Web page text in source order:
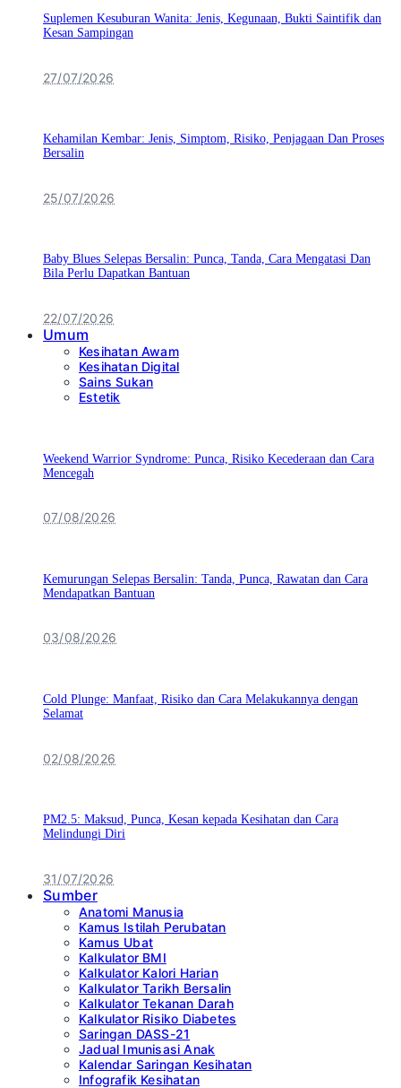
Suplemen Kesuburan Wanita: Jenis, Kegunaan, Bukti Saintifik dan
Kesan Sampingan
27/07/2026
Kehamilan Kembar: Jenis, Simptom, Risiko, Penjagaan Dan Proses
Bersalin
25/07/2026
Baby Blues Selepas Bersalin: Punca, Tanda, Cara Mengatasi Dan
Bila Perlu Dapatkan Bantuan
22/07/2026
Umum
Kesihatan Awam
Kesihatan Digital
Sains Sukan
Estetik
Weekend Warrior Syndrome: Punca, Risiko Kecederaan dan Cara
Mencegah
07/08/2026
Kemurungan Selepas Bersalin: Tanda, Punca, Rawatan dan Cara
Mendapatkan Bantuan
03/08/2026
Cold Plunge: Manfaat, Risiko dan Cara Melakukannya dengan
Selamat
02/08/2026
PM2.5: Maksud, Punca, Kesan kepada Kesihatan dan Cara
Melindungi Diri
31/07/2026
Sumber
Anatomi Manusia
Kamus Istilah Perubatan
Kamus Ubat
Kalkulator BMI
Kalkulator Kalori Harian
Kalkulator Tarikh Bersalin
Kalkulator Tekanan Darah
Kalkulator Risiko Diabetes
Saringan DASS-21
Jadual Imunisasi Anak
Kalendar Saringan Kesihatan
Infografik Kesihatan